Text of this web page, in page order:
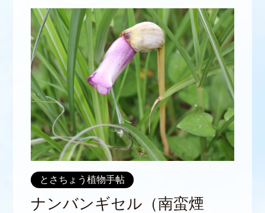
とさちょう植物手帖
ナンバンギセル（南蛮煙